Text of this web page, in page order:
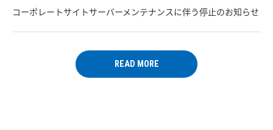
コーポレートサイトサーバーメンテナンスに伴う停止のお知らせ
READ MORE